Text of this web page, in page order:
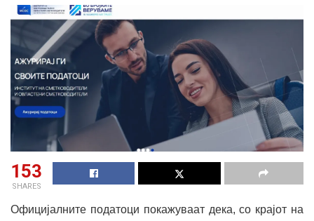
153
SHARES
Официјалните податоци покажуваат дека, со крајот на